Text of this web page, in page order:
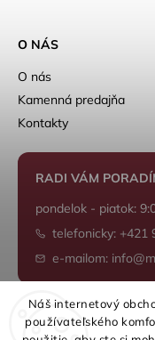
Náš internetový
používateľského
O NÁS
O nás
Kamenná predajňa
Kontakty
RADI VÁM
pondelok - piatok:
telefonicky: +421
e-mailom: